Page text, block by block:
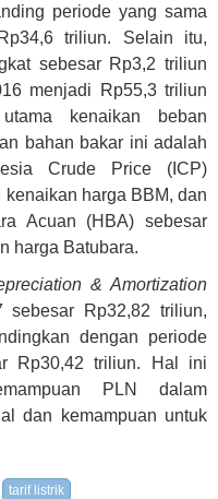
periode yang sama
triliun. Selain itu,
sebesar Rp3,2 triliun
menjadi Rp55,3 triliun
kenaikan beban
bahan bakar ini adalah
Crude Price (ICP)
harga BBM, dan
Acuan (HBA) sebesar
harga Batubara.
& Amortization
sebesar Rp32,82 triliun,
dengan periode
Rp30,42 triliun. Hal ini
PLN dalam
dan kemampuan untuk
tarif listrik